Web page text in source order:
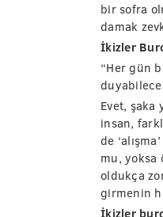
bir sofra
damak
İkizler
“Her gün
Evet,
insan,
de
mu,
oldukça
girmenin
İkizler